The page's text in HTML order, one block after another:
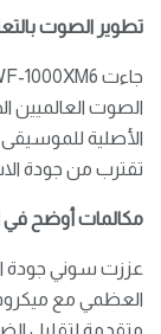
تطوير الصوت
الصوت العالميين
الأصلية للموسيقى
تقترب من جودة
مكالمات أوضح في
عززت سوني جودة
العظمي مع